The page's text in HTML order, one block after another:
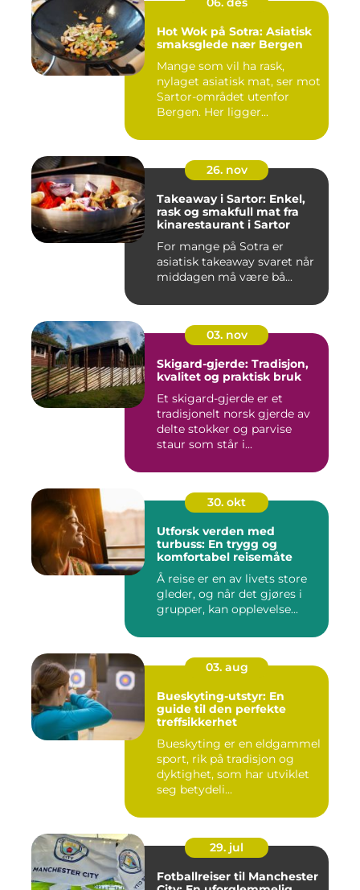
Hot Wok på Sotra: Asiatisk
smaksglede nær Bergen
Mange som vil ha rask,
nylaget asiatisk mat, ser mot
Sartor-området utenfor
Bergen. Her ligger...
26. nov
Takeaway i Sartor: Enkel,
rask og smakfull mat fra
kinarestaurant i Sartor
For mange på Sotra er
asiatisk takeaway svaret når
middagen må være bå...
03. nov
Skigard-gjerde: Tradisjon,
kvalitet og praktisk bruk
Et skigard-gjerde er et
tradisjonelt norsk gjerde av
delte stokker og parvise
staur som står i...
30. okt
Utforsk verden med
turbuss: En trygg og
komfortabel reisemåte
Å reise er en av livets store
gleder, og når det gjøres i
grupper, kan opplevelse...
03. aug
Bueskyting-utstyr: En
guide til den perfekte
treffsikkerhet
Bueskyting er en eldgammel
sport, rik på tradisjon og
dyktighet, som har utviklet
seg betydeli...
29. jul
Fotballreiser til Manchester